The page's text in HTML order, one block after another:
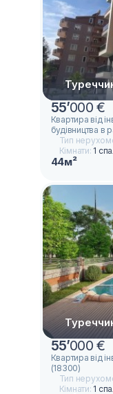
55’000 €
Квартира від
будівництва в
Тип
Кімнати: 1
44м²
55’000 €
Квартира від
(18300)
Тип
Кімнати: 1